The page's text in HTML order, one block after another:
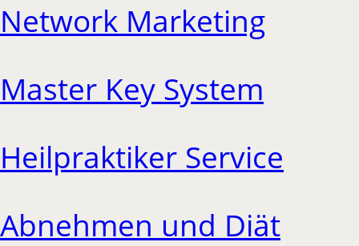
Network Marketing
Master Key System
Heilpraktiker Service
Abnehmen und Diät